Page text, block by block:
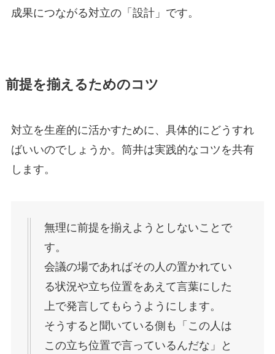
成果につながる対立の「設計」です。
前提を揃えるためのコツ
対立を生産的に活かすために、具体的にどうすれ
ばいいのでしょうか。筒井は実践的なコツを共有
します。
無理に前提を揃えようとしないことで
す。
会議の場であればその人の置かれてい
る状況や立ち位置をあえて言葉にした
上で発言してもらうようにします。
そうすると聞いている側も「この人は
この立ち位置で言っているんだな」と